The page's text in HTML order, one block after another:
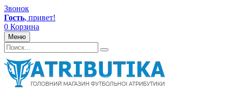
Звонок
Гость, привет!
0 Корзина
Меню